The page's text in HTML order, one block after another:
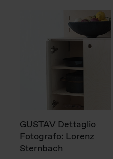
GUSTAV Dettaglio
Fotografo: Lorenz
Sternbach